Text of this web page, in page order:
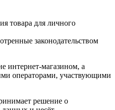
товара для личного
законодательством
интернет-магазином, а
операторами, участвующими
решение о